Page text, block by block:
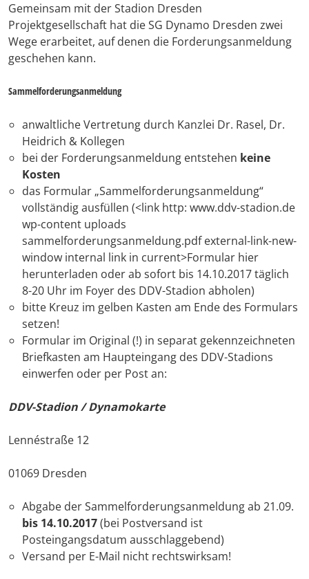
Gemeinsam mit der Stadion Dresden
Projektgesellschaft hat die SG Dynamo Dresden zwei
Wege erarbeitet, auf denen die Forderungsanmeldung
geschehen kann.
Sammelforderungsanmeldung
anwaltliche Vertretung durch Kanzlei Dr. Rasel, Dr.
Heidrich & Kollegen
bei der Forderungsanmeldung entstehen keine
Kosten
das Formular „Sammelforderungsanmeldung“
vollständig ausfüllen (<link http: www.ddv-stadion.de
wp-content uploads
sammelforderungsanmeldung.pdf external-link-new-
window internal link in current>Formular hier
herunterladen oder ab sofort bis 14.10.2017 täglich
8-20 Uhr im Foyer des DDV-Stadion abholen)
bitte Kreuz im gelben Kasten am Ende des Formulars
setzen!
Formular im Original (!) in separat gekennzeichneten
Briefkasten am Haupteingang des DDV-Stadions
einwerfen oder per Post an:
DDV-Stadion / Dynamokarte
Lennéstraße 12
01069 Dresden
Abgabe der Sammelforderungsanmeldung ab 21.09.
bis 14.10.2017(bei Postversand ist
Posteingangsdatum ausschlaggebend)
Versand per E-Mail nicht rechtswirksam!